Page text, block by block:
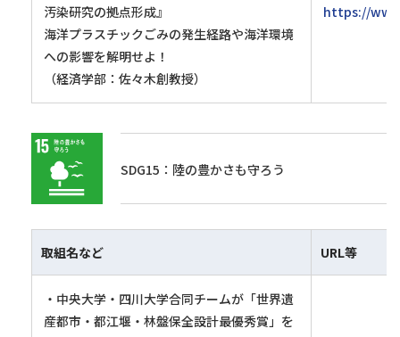
汚染研究の拠点形成』
海洋プラスチックごみの発生経路や海洋環境
への影響を解明せよ！
（経済学部：佐々木創教授）
https://
SDG15：陸の豊かさも守ろう
取組名など URL等
・中央大学・四川大学合同チームが「世界遺
産都市・都江堰・林盤保全設計最優秀賞」を